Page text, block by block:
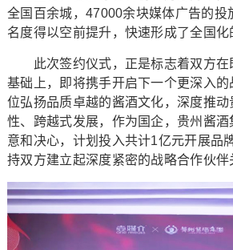
全国百余城，47000余块媒体广告的投
名度得以空前提升，快速形成了全国化
此次签约仪式，正是标志着双方在
基础上，即将携手开启下一个更深入
位弘扬品质卓越的酱酒文化，深度推
性、跨越式发展，作为国企，贵州酱
意和决心，计划投入共计1亿元开展品
持双方建立起深度紧密的战略合作伙伴